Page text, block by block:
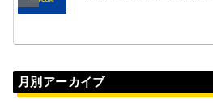
月別アーカイブ